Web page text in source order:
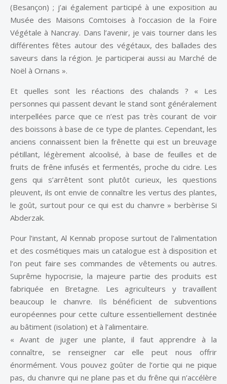
(Besançon) ; j’ai également participé à une exposition au
Musée des Maisons Comtoises à l’occasion de la Foire
Végétale à Nancray. Dans l’avenir, je vais tourner dans les
différentes fêtes autour des végétaux, des ballades des
saveurs dans la région. Je participerai aussi au Marché de
Noël à Ornans ».
Et quelles sont les réactions des chalands ? « Les
personnes qui passent devant le stand sont généralement
interpellées parce que ce n’est pas très courant de voir
des boissons à base de ce type de plantes. Cependant, les
anciens connaissent bien la frênette qui est un breuvage
pétillant, légèrement alcoolisé, à base de feuilles et de
fruits de frêne infusés et fermentés, proche du cidre. Les
gens qui s’arrêtent sont plutôt curieux, les questions
pleuvent, ils ont envie de connaître les vertus des plantes,
le goût, surtout pour ce qui est du chanvre » berbèrise Si
Abderzak.
Pour l’instant, Al Kennab propose surtout de l’alimentation
et des cosmétiques mais un catalogue est à disposition et
l’on peut faire ses commandes de vêtements ou autres.
Suprême hypocrisie, la majeure partie des produits est
fabriquée en Bretagne. Les agriculteurs y travaillent
beaucoup le chanvre. Ils bénéficient de subventions
européennes pour cette culture essentiellement destinée
au bâtiment (isolation) et à l’alimentaire.
« Avant de juger une plante, il faut apprendre à la
connaître, se renseigner car elle peut nous offrir
énormément. Vous pouvez goûter de l’ortie qui ne pique
pas, du chanvre qui ne plane pas et du frêne qui n’accélère